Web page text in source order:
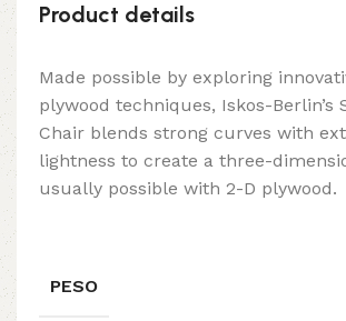
Product details
Made possible by exploring
plywood techniques, Iskos-Berlin’s
Chair blends strong curves with
lightness to create a three-
usually possible with 2-D plywood.
PESO